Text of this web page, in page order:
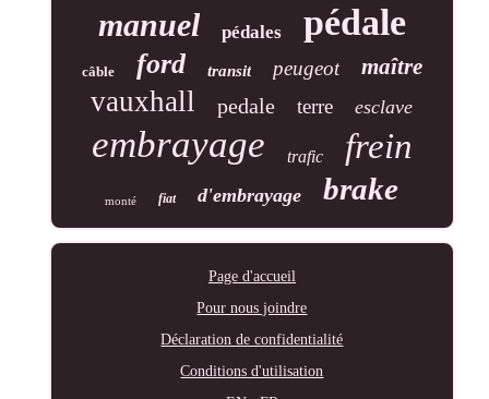
manuel pédales pédale
câble ford transit peugeot maître
vauxhall pedale terre esclave
embrayage trafic frein
monté fiat d'embrayage brake
Page d'accueil
Pour nous joindre
Déclaration de confidentialité
Conditions d'utilisation